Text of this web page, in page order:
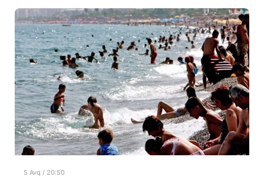
5 Avq / 20:50